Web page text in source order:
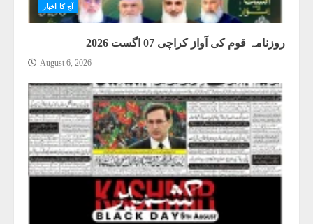
آج کا اخبار
روزنامہ قوم کی آواز کراچی 07 اگست 2026
August 6, 2026